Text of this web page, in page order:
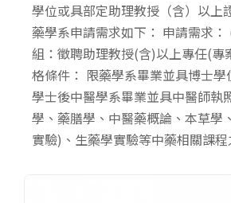
學位或具部定助理教授（含）以上
藥學系申請需求如下： 申請需求
組：徵聘助理教授(含)以上專任(專
格條件： 限藥學系畢業並具博士學
學士後中醫學系畢業並具中醫師執
學、藥膳學、中醫藥概論、本草學
實驗)、生藥學實驗等中藥相關課